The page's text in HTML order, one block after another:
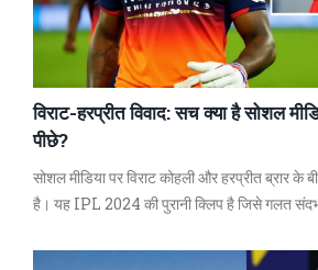
विराट-हरप्रीत विवाद: सच क्या है सोशल
पीछे?
सोशल मीडिया पर विराट कोहली और हरप्रीत ब्रार
है। यह IPL 2024 की पुरानी क्लिप है जिसे गलत